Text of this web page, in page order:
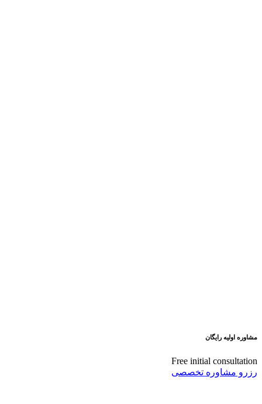
مشاوره اولیه رایگان
Free initial consultation
رزرو مشاوره تخصصی